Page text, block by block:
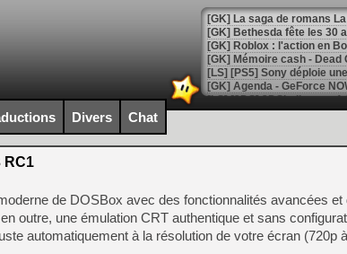
[GK] Bethesda fête les 30
[GK] Roblox : l'action en
[GK] Agenda - GeForce
[GK] Devolver Digital en a
[LS] [PS5] ps5-y2jb-
[GK] Pourquoi Marvel
[GK] Test : Restory : Chill
[GK] GTA 6 : Rockstar
[GK] Hot Wheels Infinite
[GK] Mémoire cash -
[GK] Résultats Nintendo :
Divers Chat
RC1
de DOSBox avec des fonctionnalités avancées et
outre, une émulation CRT authentique et sans
automatiquement à la résolution de votre écran (720p